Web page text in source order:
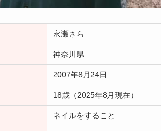
永瀬さら
神奈川県
2007年8月24日
18歳（2025年8月現在）
ネイルをすること